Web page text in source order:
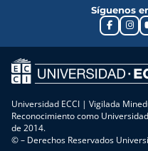
Síguenos
Universidad ECCI | Vigilada
Reconocimiento como
de 2014.
© – Derechos Reservados